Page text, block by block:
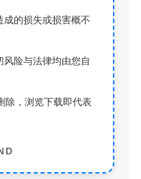
成的损失或损害概不
风险与法律均由您自
除，浏览下载即代表